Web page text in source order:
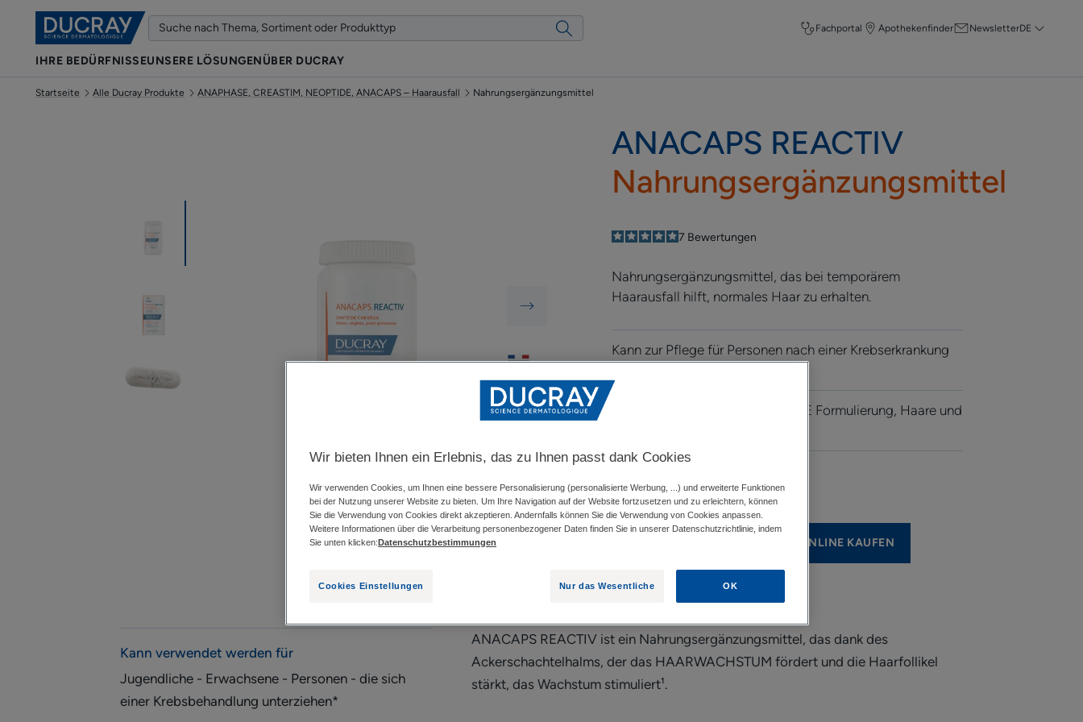
Fachportal Apothekenfinder NewsletterDE
IHRE BEDÜRFNISSEUNSERE LÖSUNGENÜBER DUCRAY
Startseite Alle Ducray Produkte ANAPHASE, CREASTIM, NEOPTIDE, ANACAPS – Haarausfall Nahrungsergänzungsmittel
ANACAPS REACTIV
Nahrungsergänzungsmittel
5
/
5
7 Bewertungen
Nahrungsergänzungsmittel, das bei temporärem
Haarausfall hilft, normales Haar zu erhalten.
Kann zur Pflege für Personen nach einer Krebserkrankung
Regt das Wachstum an, VEGANE Formulierung, Haare und
Topf Topf
30 Einheiten
ONLINE KAUFEN
Kann verwendet werden für
Jugendliche - Erwachsene - Personen - die sich
einer Krebsbehandlung unterziehen*
ANACAPS REACTIV ist ein Nahrungsergänzungsmittel, das dank des
Ackerschachtelhalms, der das HAARWACHSTUM fördert und die Haarfollikel
stärkt, das Wachstum stimuliert¹.
Wir bieten Ihnen ein Erlebnis, das zu Ihnen passt dank Cookies
Wir verwenden Cookies, um Ihnen eine bessere Personalisierung (personalisierte Werbung, ...) und erweiterte Funktionen
bei der Nutzung unserer Website zu bieten. Um Ihre Navigation auf der Website fortzusetzen und zu erleichtern, können
Sie die Verwendung von Cookies direkt akzeptieren. Andernfalls können Sie die Verwendung von Cookies anpassen.
Weitere Informationen über die Verarbeitung personenbezogener Daten finden Sie in unserer Datenschutzrichtlinie, indem
Sie unten klicken:Datenschutzbestimmungen
Cookies Einstellungen Nur das Wesentliche OK